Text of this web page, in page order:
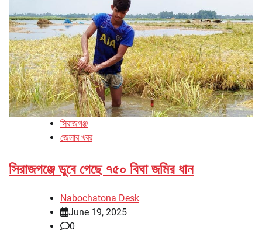
সিরাজগঞ্জ
জেলার খবর
সিরাজগঞ্জে ডুবে গেছে ৭৫০ বিঘা জমির ধান
Nabochatona Desk
June 19, 2025
0